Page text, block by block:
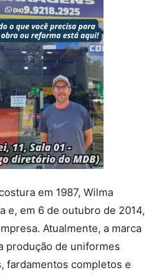
em 1987, Wilma
e, em 6 de outubro de 2014,
Atualmente, a marca
produção de uniformes
fardamentos completos e